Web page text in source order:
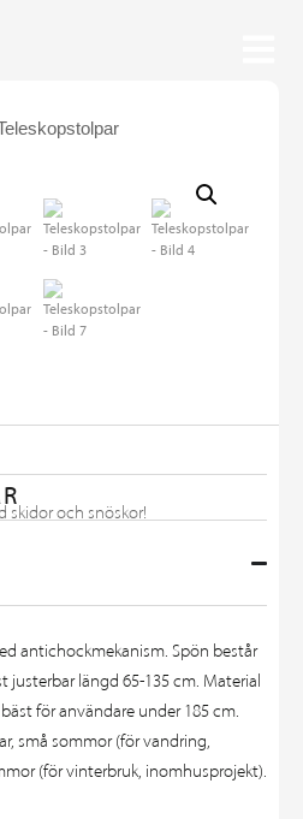
skidor och snöskor!
antichockmekanism. Spön består
justerbar längd 65-135 cm. Material
för användare under 185 cm.
små sommor (för vandring,
(för vinterbruk, inomhusprojekt).